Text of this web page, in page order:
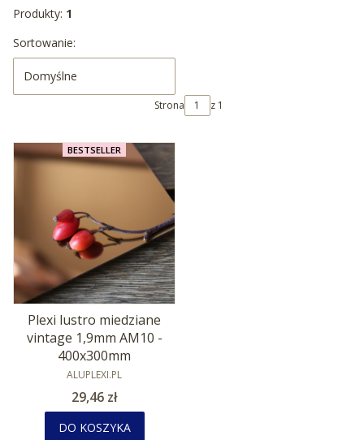
Produkty: 1
Lista produktów
Sortowanie:
Domyślne
Strona z 1
BESTSELLER
Plexi lustro miedziane
vintage 1,9mm AM10 -
400x300mm
PRODUCENT
ALUPLEXI.PL
Cena
29,46 zł
DO KOSZYKA